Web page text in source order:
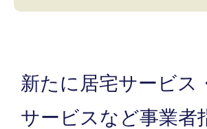
新たに居宅サービス
サービスなど事業者